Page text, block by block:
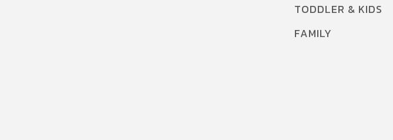
TODDLER & KIDS
FAMILY